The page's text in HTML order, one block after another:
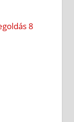
8